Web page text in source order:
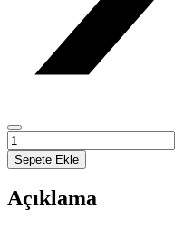
Tedarik
Zincirinde
İş
Birlikçi
Tahminleme
Sepete Ekle
Açıklama